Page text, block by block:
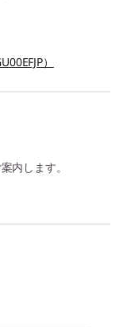
リテ
ー パスワード、
ャック
）
内します。